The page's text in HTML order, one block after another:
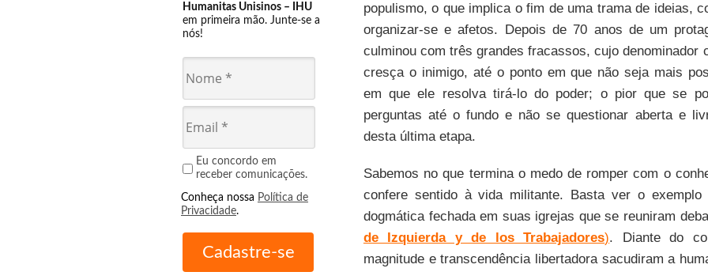
Humanitas Unisinos – IHU
em primeira mão. Junte-se a
nós!
Eu concordo em
receber comunicações.
Conheça nossa Política de
Privacidade.
populismo, o que implica o fim de uma trama de ideias,
organizar-se e afetos. Depois de 70 anos de um
culminou com três grandes fracassos, cujo denominador
cresça o inimigo, até o ponto em que não seja mais
em que ele resolva tirá-lo do poder; o pior que se
perguntas até o fundo e não se questionar aberta e
desta última etapa.
Sabemos no que termina o medo de romper com o
confere sentido à vida militante. Basta ver o exemplo
dogmática fechada em suas igrejas que se reuniram
de Izquierda y de los Trabajadores). Diante do
magnitude e transcendência libertadora sacudiram a